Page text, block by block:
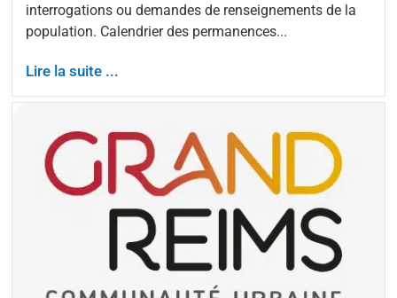
interrogations ou demandes de renseignements de la
population. Calendrier des permanences...
Lire la suite ...